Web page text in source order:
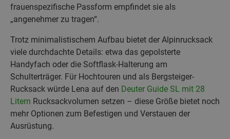
frauenspezifische Passform empfindet sie als
„angenehmer zu tragen“.
Trotz minimalistischem Aufbau bietet der Alpinrucksack
viele durchdachte Details: etwa das gepolsterte
Handyfach oder die Softflask-Halterung am
Schulterträger. Für Hochtouren und als Bergsteiger-
Rucksack würde Lena auf den Deuter Guide SL mit 28
Litern Rucksackvolumen setzen – diese Größe bietet noch
mehr Optionen zum Befestigen und Verstauen der
Ausrüstung.